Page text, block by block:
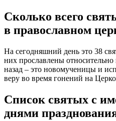
Сколько всего
в православном
На сегодняшний день это 38
них прославлены относительно
назад – это новомученицы и
веру во время гонений на
Список святых с
днями